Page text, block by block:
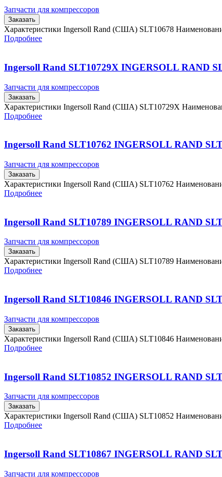
Запчасти для компрессоров
Заказать
Характеристики Ingersoll Rand (США) SLT10678
Подробнее
Ingersoll Rand SLT10729X INGERSOLL RAND
Запчасти для компрессоров
Заказать
Характеристики Ingersoll Rand (США) SLT10729X
Подробнее
Ingersoll Rand SLT10762 INGERSOLL RAND
Запчасти для компрессоров
Заказать
Характеристики Ingersoll Rand (США) SLT10762
Подробнее
Ingersoll Rand SLT10789 INGERSOLL RAND
Запчасти для компрессоров
Заказать
Характеристики Ingersoll Rand (США) SLT10789
Подробнее
Ingersoll Rand SLT10846 INGERSOLL RAND
Запчасти для компрессоров
Заказать
Характеристики Ingersoll Rand (США) SLT10846
Подробнее
Ingersoll Rand SLT10852 INGERSOLL RAND
Запчасти для компрессоров
Заказать
Характеристики Ingersoll Rand (США) SLT10852
Подробнее
Ingersoll Rand SLT10867 INGERSOLL RAND
Запчасти для компрессоров